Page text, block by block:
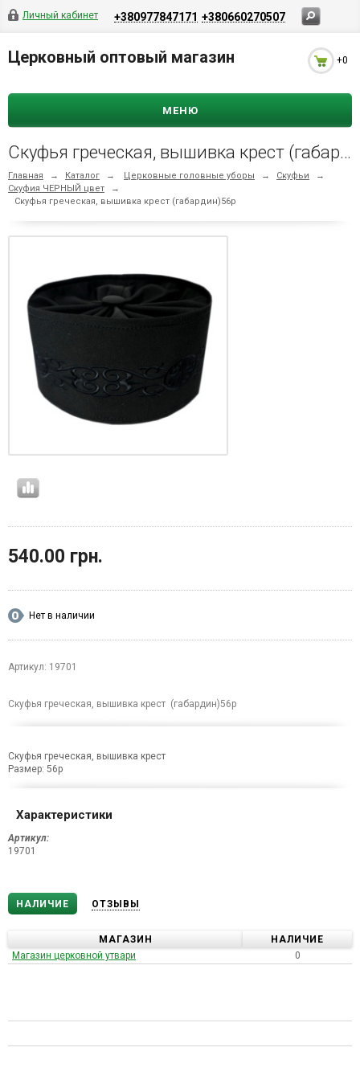
Личный кабинет +380977847171 +380660270507
Церковный оптовый магазин +0
МЕНЮ
Скуфья греческая, вышивка крест (габардин)56р
Главная → Каталог → Церковные головные уборы → Скуфьи
→
Скуфия ЧЕРНЫЙ цвет
→
Скуфья греческая, вышивка крест (габардин)56р
540.00 грн.
Нет в наличии
Артикул: 19701
Скуфья греческая, вышивка крест (габардин)56р
Скуфья греческая, вышивка крест
Размер: 56р
Характеристики
Артикул:
19701
НАЛИЧИЕ ОТЗЫВЫ
МАГАЗИН
НАЛИЧИЕ
Магазин церковной утвари
0